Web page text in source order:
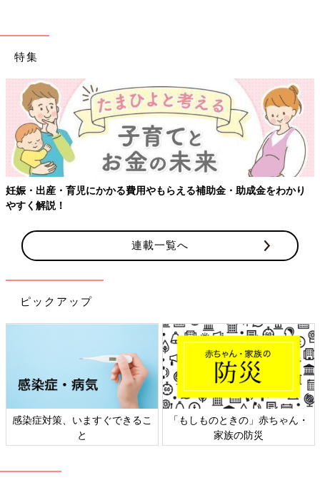
特集
【ワクチン接種できるものも】妊婦の感染症対策、知っておいて
連載一覧へ
ピックアップ
・
日本外来小児科学会リーフレッ
六星占術 細木かおりさんの
相談